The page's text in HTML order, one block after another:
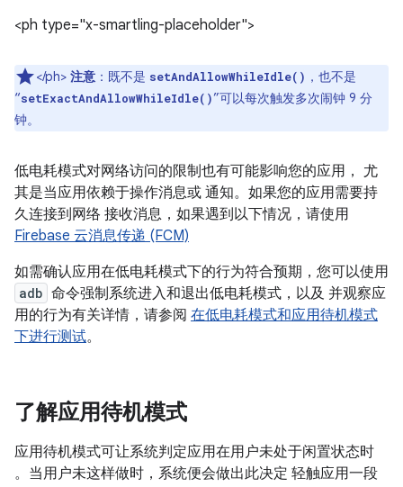
<ph type="x-smartling-placeholder">
</ph> 注意 ：既不是 setAndAllowWhileIdle() ，也不是
“setExactAndAllowWhileIdle()”可以每次触发多次闹钟 9 分
钟。
低电耗模式对网络访问的限制也有可能影响您的应用， 尤
其是当应用依赖于操作消息或 通知。如果您的应用需要持
久连接到网络 接收消息，如果遇到以下情况，请使用
Firebase 云消息传递 (FCM)
如需确认应用在低电耗模式下的行为符合预期，您可以使用
adb 命令强制系统进入和退出低电耗模式，以及 并观察应
用的行为有关详情，请参阅 在低电耗模式和应用待机模式
下进行测试。
了解应用待机模式
应用待机模式可让系统判定应用在用户未处于闲置状态时
。当用户未这样做时，系统便会做出此决定 轻触应用一段